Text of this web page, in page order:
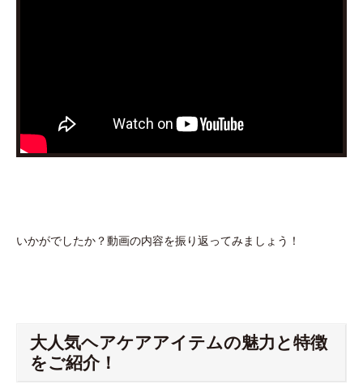
いかがでしたか？動画の内容を振り返ってみましょう！
大人気ヘアケアアイテムの魅力と特徴
をご紹介！